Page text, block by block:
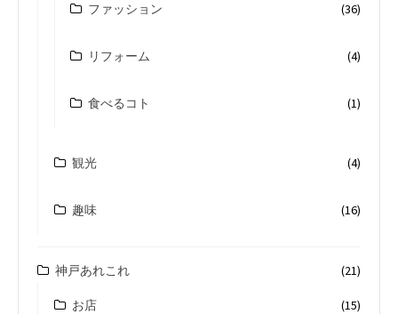
ファッション (36)
リフォーム (4)
食べるコト (1)
観光 (4)
趣味 (16)
神戸あれこれ (21)
お店 (15)